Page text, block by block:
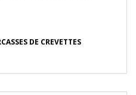
DE CREVETTES